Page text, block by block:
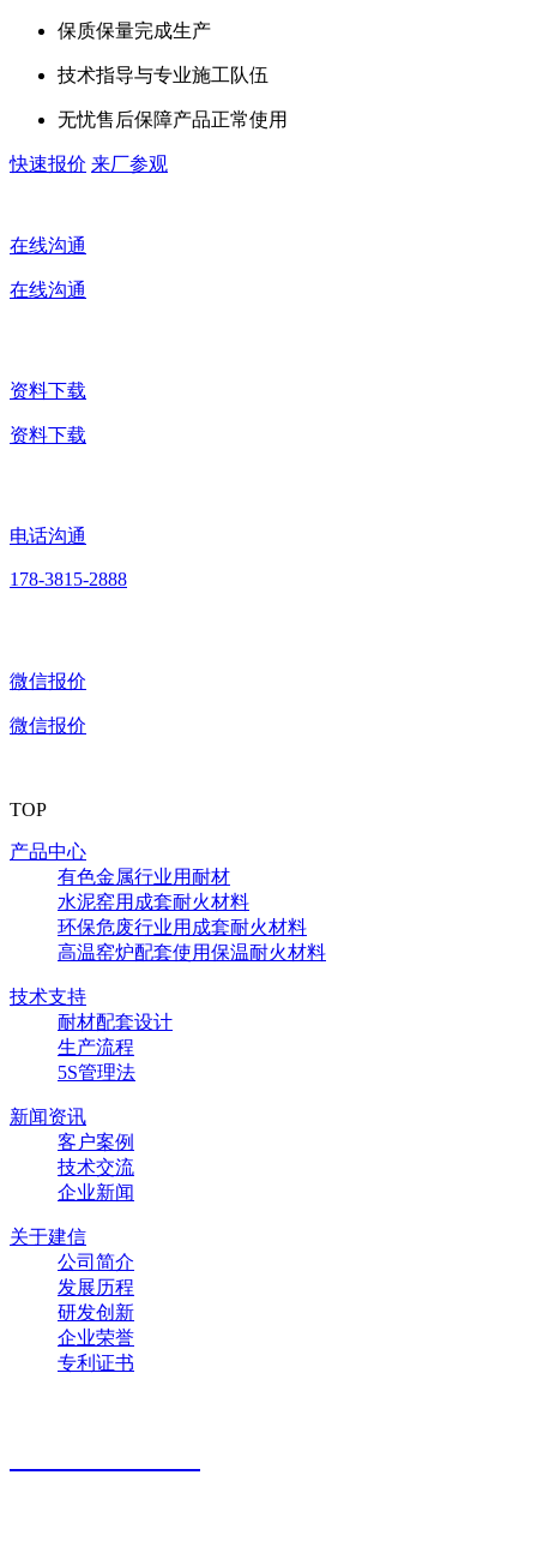
保质保量完成生产
技术指导与专业施工队伍
无忧售后保障产品正常使用
快速报价 来厂参观
在线沟通
在线沟通
资料下载
资料下载
电话沟通
178-3815-2888
微信报价
微信报价
TOP
产品中心
有色金属行业用耐材
水泥窑用成套耐火材料
环保危废行业用成套耐火材料
高温窑炉配套使用保温耐火材料
技术支持
耐材配套设计
生产流程
5S管理法
新闻资讯
客户案例
技术交流
企业新闻
关于建信
公司简介
发展历程
研发创新
企业荣誉
专利证书